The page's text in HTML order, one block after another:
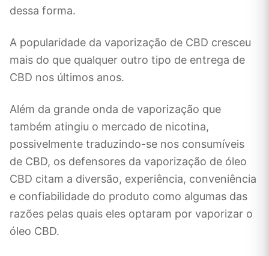
dessa forma.
A popularidade da vaporização de CBD cresceu
mais do que qualquer outro tipo de entrega de
CBD nos últimos anos.
Além da grande onda de vaporização que
também atingiu o mercado de nicotina,
possivelmente traduzindo-se nos consumíveis
de CBD, os defensores da vaporização de óleo
CBD citam a diversão, experiência, conveniência
e confiabilidade do produto como algumas das
razões pelas quais eles optaram por vaporizar o
óleo CBD.